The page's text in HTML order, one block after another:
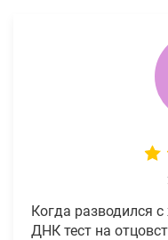
Когда разводился
ДНК тест на